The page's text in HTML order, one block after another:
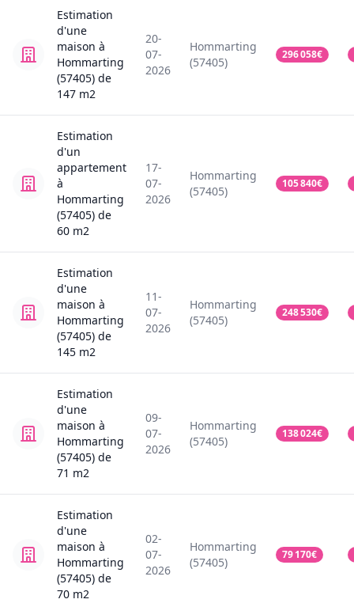
Estimation
d'une
maison à
Hommarting
(57405) de
147 m2
20-
07-
2026
Hommarting
(57405)
296 058€
Estimation
d'un
appartement
à
Hommarting
(57405) de
60 m2
17-
07-
2026
Hommarting
(57405)
105 840€
Estimation
d'une
maison à
Hommarting
(57405) de
145 m2
11-
07-
2026
Hommarting
(57405)
248 530€
Estimation
d'une
maison à
Hommarting
(57405) de
71 m2
09-
07-
2026
Hommarting
(57405)
138 024€
Estimation
d'une
maison à
Hommarting
(57405) de
70 m2
02-
07-
2026
Hommarting
(57405)
79 170€